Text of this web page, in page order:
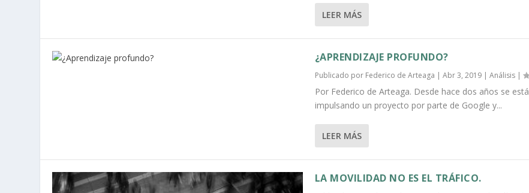
LEER MÁS
¿APRENDIZAJE PROFUNDO?
Publicado por Federico de Arteaga | Abr 3, 2019| Análisis|
Por Federico de Arteaga. Desde hace dos años se está
impulsando un proyecto por parte de Google y...
LEER MÁS
LA MOVILIDAD NO ES EL TRÁFICO.